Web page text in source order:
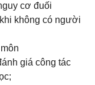
cơ đuối
không có người
giá công tác